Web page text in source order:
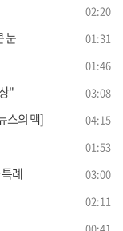
02:20
눈 01:31
01:46
" 03:08
스의 맥] 04:15
01:53
례 03:00
02:11